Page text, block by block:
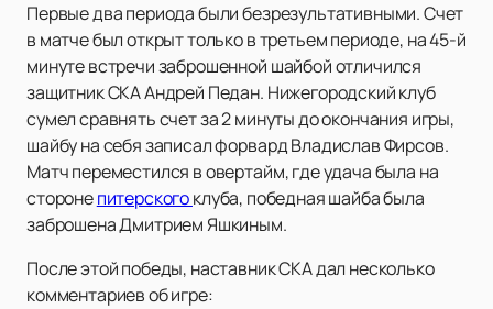
Первые два периода были безрезультативными. Счет
в матче был открыт только в третьем периоде, на 45-й
минуте встречи заброшенной шайбой отличился
защитник СКА Андрей Педан. Нижегородский клуб
сумел сравнять счет за 2 минуты до окончания игры,
шайбу на себя записал форвард Владислав Фирсов.
Матч переместился в овертайм, где удача была на
сторонепитерскогоклуба, победная шайба была
заброшена Дмитрием Яшкиным.
После этой победы, наставник СКА дал несколько
комментариев об игре: